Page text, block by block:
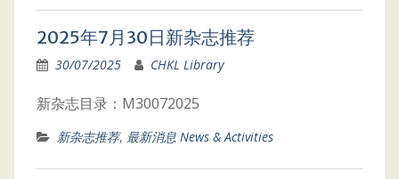
2025年7月30日新杂志推荐
30/07/2025 CHKL Library
新杂志目录：M30072025
新杂志推荐, 最新消息 News & Activities